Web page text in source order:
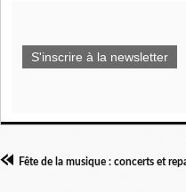
S'inscrire à la newsletter
Fête de la musique : concerts et